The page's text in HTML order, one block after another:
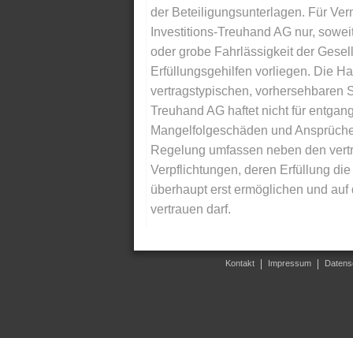
der Beteiligungsunterlagen. Für
Investitions-Treuhand AG nur,
oder grobe Fahrlässigkeit der
Erfüllungsgehilfen vorliegen. Die
vertragstypischen, vorhersehbaren
Treuhand AG haftet nicht für
Mangelfolgeschäden und
Regelung umfassen neben den
Verpflichtungen, deren Erfüllung
überhaupt erst ermöglichen und
vertrauen darf.
Kontakt Impressum